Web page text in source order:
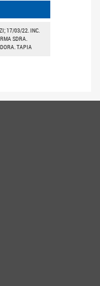
17/03/22. INC.
SDRA.
TAPIA